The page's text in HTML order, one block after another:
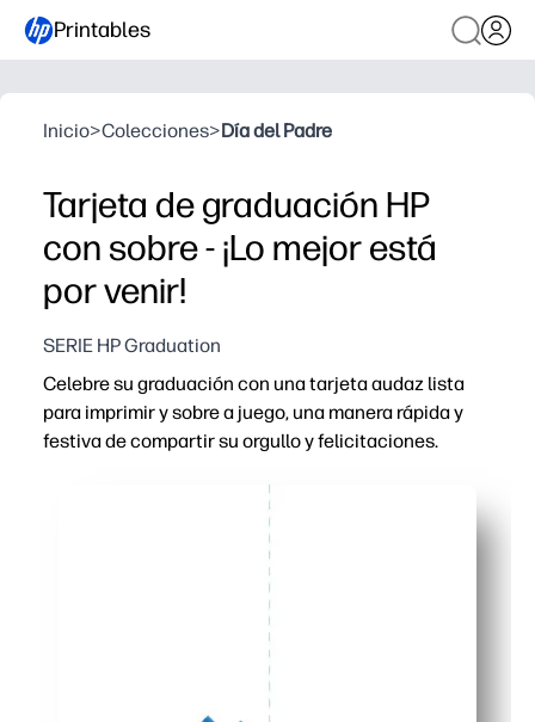
Printables
Inicio>Colecciones>Día del Padre
Tarjeta de graduación HP
con sobre - ¡Lo mejor está
por venir!
SERIE HP Graduation
Celebre su graduación con una tarjeta audaz lista
para imprimir y sobre a juego, una manera rápida y
festiva de compartir su orgullo y felicitaciones.
Puede pasar de la descarga a la lista en minutos,
La plantilla de sobre a coordinación mantiene todo
Los llamativos gráficos de graduación aumentan el
Diseñado para papel estándar de impresora